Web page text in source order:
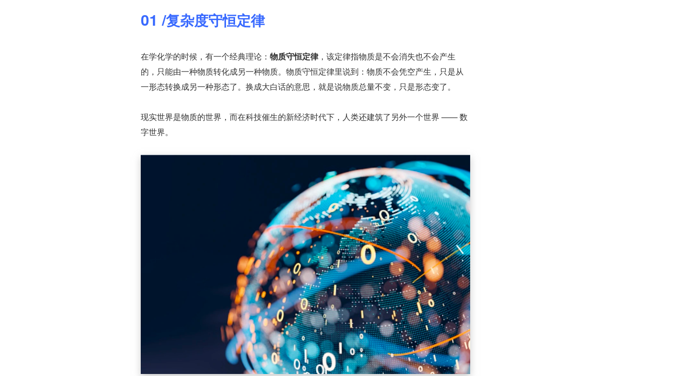
01 /复杂度守恒定律
在学化学的时候，有一个经典理论： 物质守恒定律，该定律指物质是不会消失也不会产生
的，只能由一种物质转化成另一种物质。物质守恒定律里说到：物质不会凭空产生，只是从
一形态转换成另一种形态了。换成大白话的意思，就是说物质总量不变，只是形态变了。
现实世界是物质的世界，而在科技催生的新经济时代下，人类还建筑了另外一个世界 —— 数
字世界。